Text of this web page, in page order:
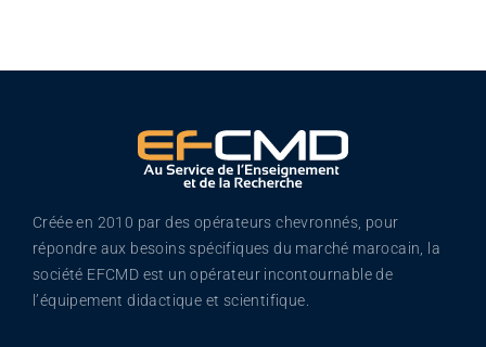
Créée en 2010 par des opérateurs chevronnés, pour
répondre aux besoins spécifiques du marché marocain, la
société EFCMD est un opérateur incontournable de
l’équipement didactique et scientifique.